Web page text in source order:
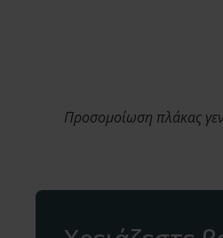
Προσομοίωση πλάκας